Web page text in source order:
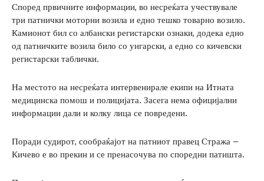
Според првичните информации, во несреќата учествувале
три патнички моторни возила и едно тешко товарно возило.
Камионот бил со албански регистарски ознаки, додека едно
од патничките возила било со унгарски, а едно со кичевски
регистарски таблички.
На местото на несреќата интервенирале екипи на Итната
медицинска помош и полицијата. Засега нема официјални
информации дали и колку лица се повредени.
Поради судирот, сообраќајот на патниот правец Стража –
Кичево е во прекин и се пренасочува по споредни патишта.